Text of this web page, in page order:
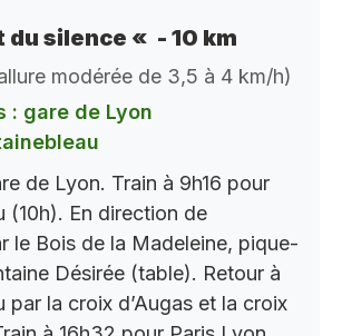
du silence « - 10 km
modérée de 3,5 à 4 km/h)
: gare de Lyon
de Lyon. Train à 9h16 pour
(10h). En direction de
le Bois de la Madeleine, pique-
Désirée (table). Retour à
par la croix d’Augas et la croix